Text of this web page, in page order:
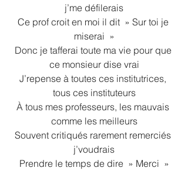
j’me défilerais
Ce prof croit en moi il dit  » Sur toi je
miserai  »
Donc je tafferai toute ma vie pour que
ce monsieur dise vrai
J’repense à toutes ces institutrices,
tous ces instituteurs
À tous mes professeurs, les mauvais
comme les meilleurs
Souvent critiqués rarement remerciés
j’voudrais
Prendre le temps de dire  » Merci  »